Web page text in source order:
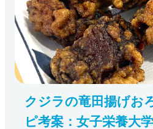
クジラの竜田揚げお
ピ考案：女子栄養大